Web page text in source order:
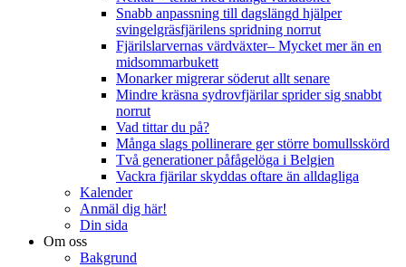
Snabb anpassning till dagslängd hjälper
svingelgräsfjärilens spridning norrut
Fjärilslarvernas värdväxter– Mycket mer än en
midsommarbukett
Monarker migrerar söderut allt senare
Mindre kräsna sydrovfjärilar sprider sig snabbt
norrut
Vad tittar du på?
Många slags pollinerare ger större bomullsskörd
Två generationer påfågelöga i Belgien
Vackra fjärilar skyddas oftare än alldagliga
Kalender
Anmäl dig här!
Din sida
Om oss
Bakgrund